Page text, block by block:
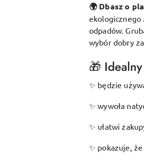
🌍 Dbasz o
ekologicznego
odpadów.
wybór dobry
🎁
✨ będzie
✨ wywoła
✨ ułatwi
✨ pokazuje,